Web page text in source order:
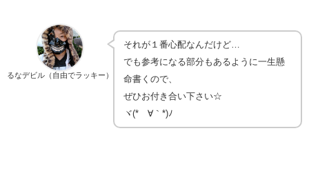
るなデビル（自由でラッキー）
それが１番心配なんだけど…
でも参考になる部分もあるように一生懸
命書くので、
ぜひお付き合い下さい☆
ヾ(*´∀｀*)ﾉ